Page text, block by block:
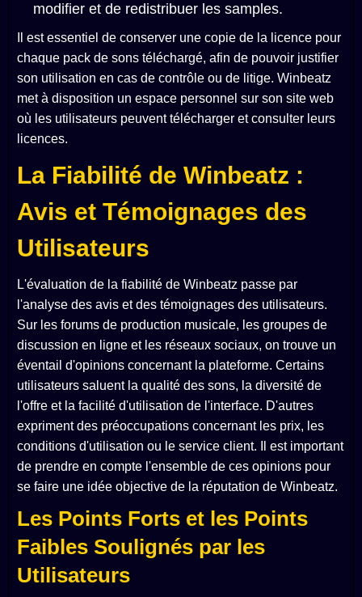
modifier et de redistribuer les samples.
Il est essentiel de conserver une copie de la licence pour
chaque pack de sons téléchargé, afin de pouvoir justifier
son utilisation en cas de contrôle ou de litige. Winbeatz
met à disposition un espace personnel sur son site web
où les utilisateurs peuvent télécharger et consulter leurs
licences.
La Fiabilité de Winbeatz :
Avis et Témoignages des
Utilisateurs
L'évaluation de la fiabilité de Winbeatz passe par
l'analyse des avis et des témoignages des utilisateurs.
Sur les forums de production musicale, les groupes de
discussion en ligne et les réseaux sociaux, on trouve un
éventail d'opinions concernant la plateforme. Certains
utilisateurs saluent la qualité des sons, la diversité de
l'offre et la facilité d'utilisation de l'interface. D'autres
expriment des préoccupations concernant les prix, les
conditions d'utilisation ou le service client. Il est important
de prendre en compte l'ensemble de ces opinions pour
se faire une idée objective de la réputation de Winbeatz.
Les Points Forts et les Points
Faibles Soulignés par les
Utilisateurs